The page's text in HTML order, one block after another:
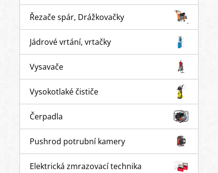
Řezače spár, Drážkovačky
Jádrové vrtání, vrtačky
Vysavače
Vysokotlaké čističe
Čerpadla
Pushrod potrubní kamery
Elektrická zmrazovací technika